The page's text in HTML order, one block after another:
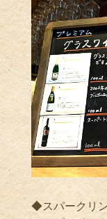
◆スパークリン